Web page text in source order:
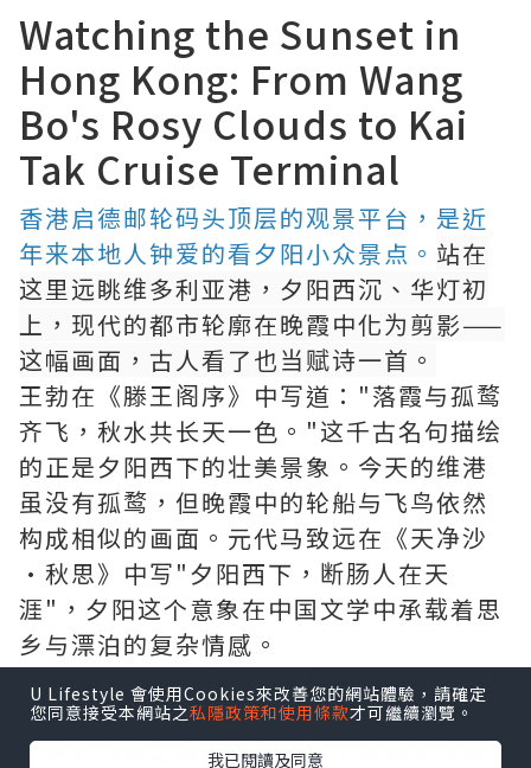
Watching the Sunset in
Hong Kong: From Wang
Bo's Rosy Clouds to Kai
Tak Cruise Terminal
香港启德邮轮码头顶层的观景平台，是近
年来本地人钟爱的看夕阳小众景点。 站在
这里远眺维多利亚港，夕阳西沉、华灯初
上，现代的都市轮廓在晚霞中化为剪影——
这幅画面，古人看了也当赋诗一首。
王勃在《滕王阁序》中写道："落霞与孤鹜
齐飞，秋水共长天一色。"这千古名句描绘
的正是夕阳西下的壮美景象。今天的维港
虽没有孤鹜，但晚霞中的轮船与飞鸟依然
构成相似的画面。元代马致远在《天净沙
·秋思》中写"夕阳西下，断肠人在天
涯"，夕阳这个意象在中国文学中承载着思
乡与漂泊的复杂情感。
然而看夕阳不必感伤。白居易有诗："一道
残阳铺水中，半江瑟瑟半江红。"这更多是
一种对自然之美的纯粹欣赏。东坡先生更
U Lifestyle 會使用Cookies來改善您的網站體驗，請確定
您同意接受本網站之私隱政策和使用條款才可繼續瀏覽。
我已閱讀及同意